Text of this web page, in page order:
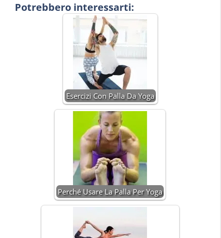
Potrebbero interessarti:
Esercizi Con Palla Da Yoga
Perché Usare La Palla Per Yoga